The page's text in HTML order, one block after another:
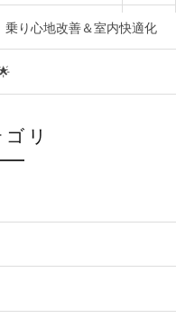
り心地改善＆室内快適化
リ